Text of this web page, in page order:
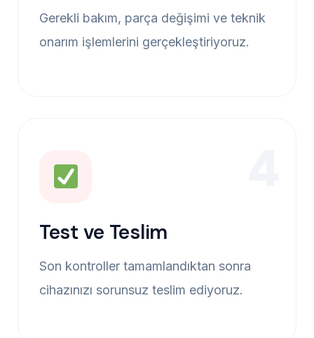
Gerekli bakım, parça değişimi ve teknik
onarım işlemlerini gerçekleştiriyoruz.
Test ve Teslim
Son kontroller tamamlandıktan sonra
cihazınızı sorunsuz teslim ediyoruz.